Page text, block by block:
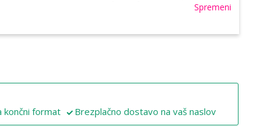
Spremeni
končni format Brezplačno dostavo na vaš naslov